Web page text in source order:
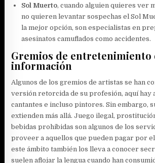
Sol Muerto, cuando alguien quieres ver
no quieren levantar sospechas el Sol
la mejor opción, son especialistas en
asesinatos camuflados como accidentes.
Gremios de entretenimiento
información
Algunos de los gremios de artistas se han
versión retorcida de su profesión, aquí hay
cantantes e incluso pintores. Sin embargo,
extienden más allá. Juego ilegal,
bebidas prohibidas son algunos de los
proveer a aquellos que pueden pagar por
este ámbito también los lleva a conocer
suelen aflojar la lengua cuando han